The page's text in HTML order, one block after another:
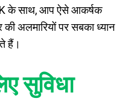
के साथ, आप ऐसे आकर्षक
अलमारियों पर सबका ध्यान
हैं।
सुविधा